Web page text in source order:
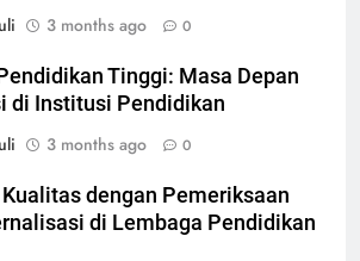
3 months ago 0
Tinggi: Masa Depan
di Institusi Pendidikan
3 months ago 0
dengan Pemeriksaan
di Lembaga Pendidikan